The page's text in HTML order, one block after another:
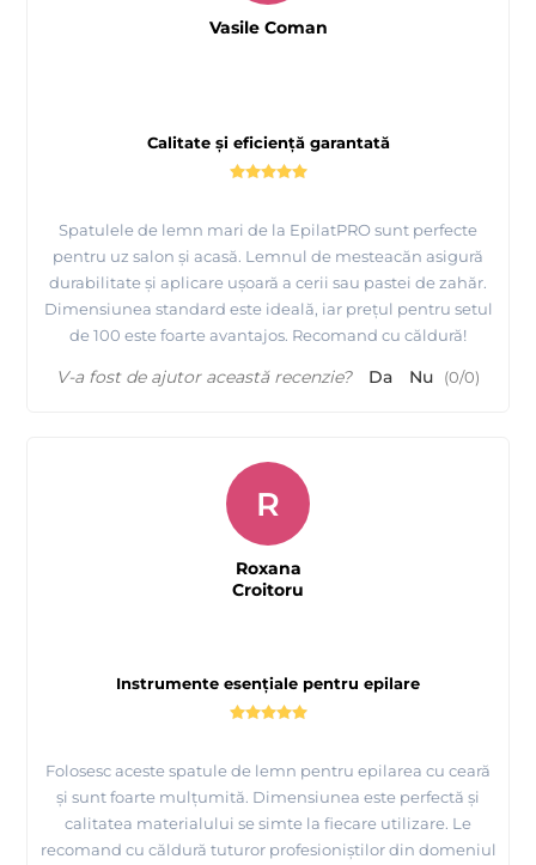
Calitate și eficiență garantată
Spatulele de lemn mari de la EpilatPRO sunt perfecte
pentru uz salon și acasă. Lemnul de mesteacăn asigură
durabilitate și aplicare ușoară a cerii sau pastei de zahăr.
Dimensiunea standard este ideală, iar prețul pentru setul
de 100 este foarte avantajos. Recomand cu căldură!
Vasile Coman
V-a fost de ajutor această recenzie? Da Nu (0/0)
Instrumente esențiale pentru epilare
Folosesc aceste spatule de lemn pentru epilarea cu ceară
și sunt foarte mulțumită. Dimensiunea este perfectă și
calitatea materialului se simte la fiecare utilizare. Le
recomand cu căldură tuturor profesioniștilor din domeniul
R
Roxana
Croitoru